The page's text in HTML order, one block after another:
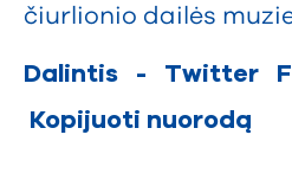
čiurlionio dailės
Dalintis - Twitter
Kopijuoti nuorodą